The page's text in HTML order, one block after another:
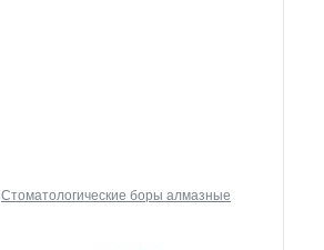
Стоматологические боры алмазные